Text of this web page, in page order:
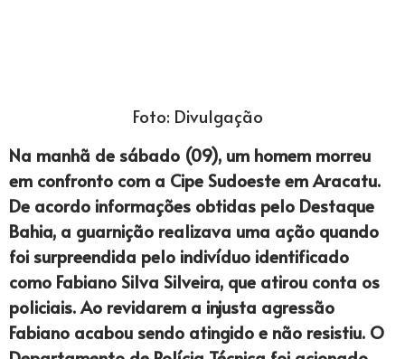
Foto: Divulgação
Na manhã de sábado (09), um homem morreu
em confronto com a Cipe Sudoeste em Aracatu.
De acordo informações obtidas pelo Destaque
Bahia, a guarnição realizava uma ação quando
foi surpreendida pelo indivíduo identificado
como Fabiano Silva Silveira, que atirou conta os
policiais. Ao revidarem a injusta agressão
Fabiano acabou sendo atingido e não resistiu. O